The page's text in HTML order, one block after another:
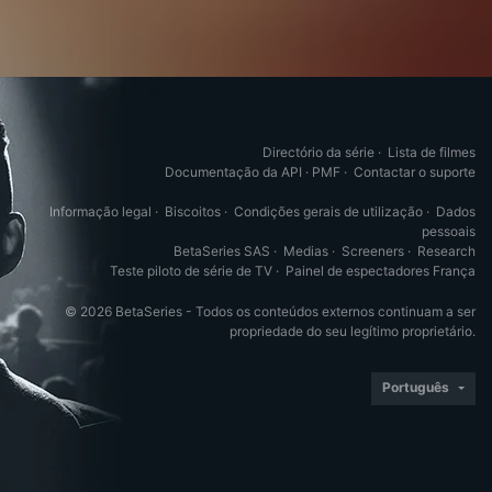
Directório da série · Lista de filmes
Documentação da API · PMF · Contactar o suporte
Informação legal · Biscoitos · Condições gerais de utilização · Dados
pessoais
BetaSeries SAS · Medias · Screeners · Research
Teste piloto de série de TV · Painel de espectadores França
© 2026 BetaSeries - Todos os conteúdos externos continuam a ser
propriedade do seu legítimo proprietário.
Português